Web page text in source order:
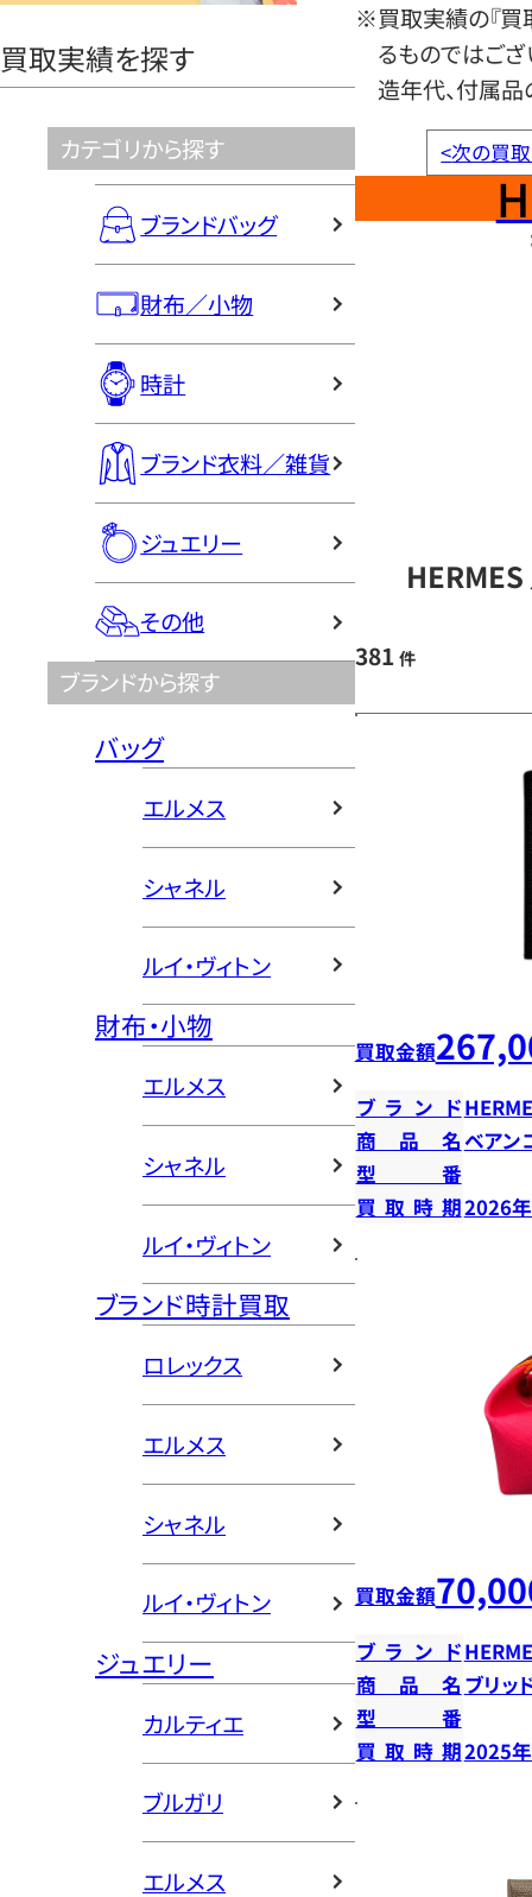
買取実績を探す
カテゴリから探す
ブランドバッグ
財布／小物
時計
ブランド衣料／雑貨
ジュエリー
その他
ブランドから探す
バッグ
エルメス
シャネル
ルイ・ヴィトン
財布・小物
エルメス
シャネル
ルイ・ヴィトン
ブランド時計買取
ロレックス
エルメス
シャネル
ルイ・ヴィトン
ジュエリー
カルティエ
ブルガリ
エルメス
※買取実績の『買
るものではござ
造年代、付属品
<次の買
381 件
買取金額
ブランド
商品名ベアン
型番
買取時期2026
買取金額
ブランド
商品名 ブリッ
型番
買取時期2025